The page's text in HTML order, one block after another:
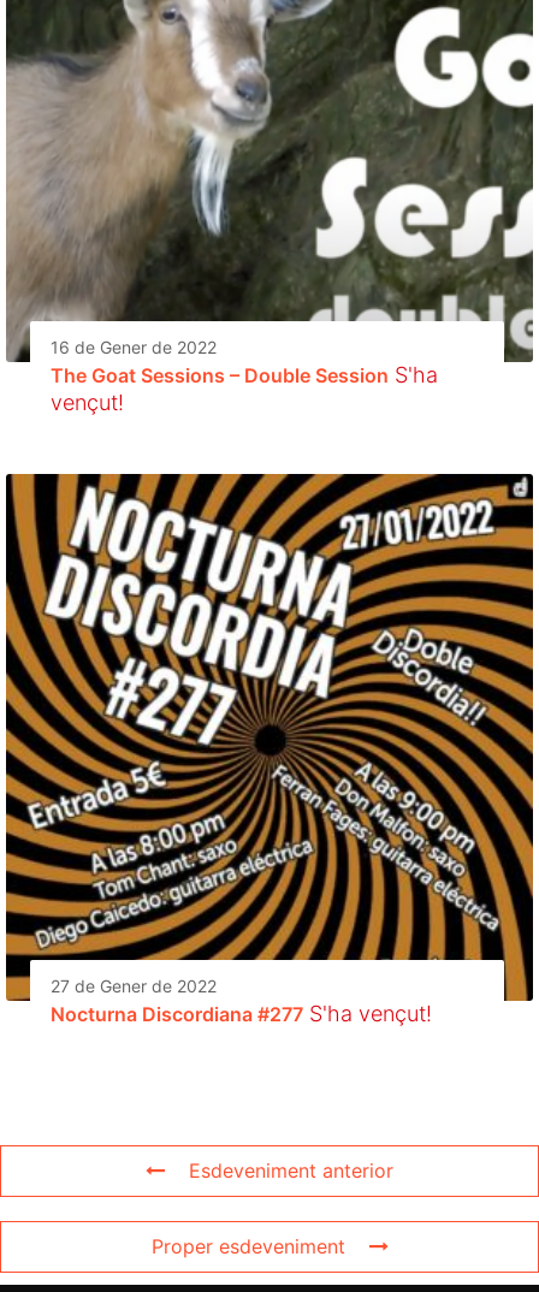
16 de Gener de 2022
The Goat Sessions – Double Session S'ha
vençut!
27 de Gener de 2022
Nocturna Discordiana #277 S'ha vençut!
Esdeveniment anterior
Proper esdeveniment